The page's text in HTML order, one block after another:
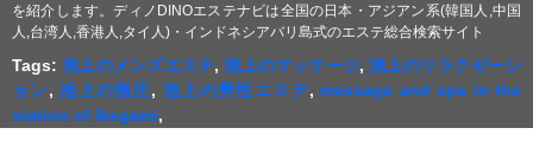
を紹介します。ディノDINOエステナビは全国の日本・アジアン系(韓国人,中国
人,台湾人,香港人,タイ人)・インドネシアバリ島式のエステ総合検索サイト
Tags:池上のメンズエステ,池上のマッサージ,池上のリラクゼーシ
ョン,池上の指圧, 池上の男性エステ, massage and spa in the
station of Ikegami,